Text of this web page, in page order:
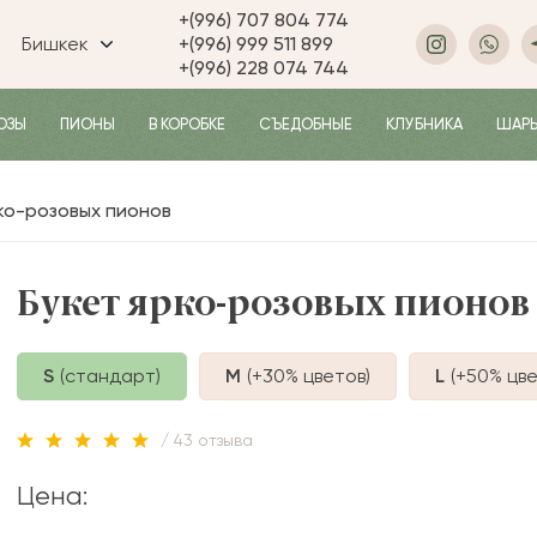
Бишкек
+(996) 707 804 774
+(996) 999 511 899
+(996) 228 074 744
ПИОНЫ В КОРОБКЕ СЪЕДОБНЫЕ КЛУБНИКА
розовых пионов
Букет ярко-розовых пионов
S (стандарт) M (+30% цветов) L (+50%
/ 43 отзыва
Цена: